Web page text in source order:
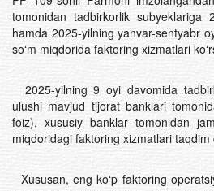
tomonidan tadbirkorlik subyeklariga
hamda 2025-yilning yanvar-sentyabr
soʻm miqdorida faktoring xizmatlari
2025-yilning 9 oyi davomida
ulushi mavjud tijorat banklari
foiz), xususiy banklar tomonidan
miqdoridagi faktoring xizmatlari taqdim
Xususan, eng koʻp faktoring